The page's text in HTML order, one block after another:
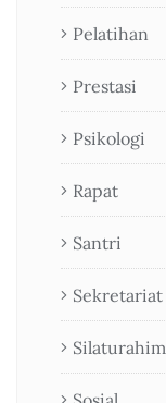
Pelatihan
Prestasi
Psikologi
Rapat
Santri
Sekretariat
Silaturahim